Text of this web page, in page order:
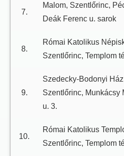
7.
Malom, Szentlőrinc,
Deák Ferenc u. sarok
8.
Római Katolikus
Szentlőrinc, Templom
9.
Szedecky-Bodonyi
Szentlőrinc, Munkácsy
u. 3.
10.
Római Katolikus
Szentlőrinc, Templom